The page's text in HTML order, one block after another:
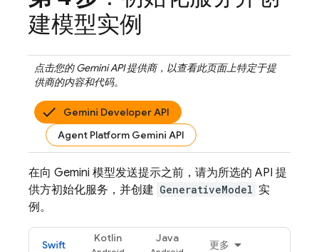
建模型实例
点击您的Gemini API提供商，以查看此页面上特定于提
供商的内容和代码。
Gemini Developer API
Agent Platform Gemini API
在向 Gemini 模型发送提示之前，请为所选的 API 提
供方初始化服务，并创建 GenerativeModel 实
例。
Swift
Kotlin Java
更多